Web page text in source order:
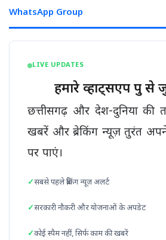
WhatsApp Group
LIVE UPDATES
हमारे व्हाट्सएप ग्रुप से
छत्तीसगढ़ और देश-दुनिया की
खबरें और ब्रेकिंग न्यूज़ तुरंत
पर पाएं।
सबसे पहले ब्रेकिंग न्यूज़ अलर्ट
सरकारी नौकरी और योजनाओं के अपडेट
कोई स्पैम नहीं, सिर्फ काम की खबरें